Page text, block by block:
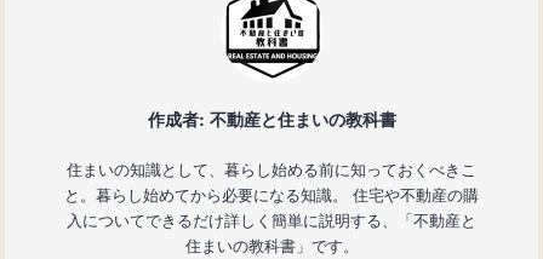
作成者: 不動産と住まいの教科書
住まいの知識として、暮らし始める前に知っておくべきこ
と。暮らし始めてから必要になる知識。 住宅や不動産の購
入についてできるだけ詳しく簡単に説明する、「不動産と
住まいの教科書」です。